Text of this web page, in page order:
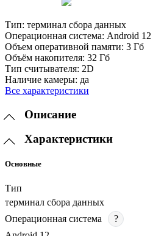
Тип: терминал сбора данных
Операционная система: Android 12
Объем оперативной памяти: 3 Гб
Объём накопителя: 32 Гб
Тип считывателя: 2D
Наличие камеры: да
Все характеристики
Описание
Характеристики
Основные
Тип
терминал сбора данных
Операционная система
?